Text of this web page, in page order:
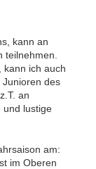
kann an
kann ich auch
Junioren des
an
und lustige
am:
im Oberen